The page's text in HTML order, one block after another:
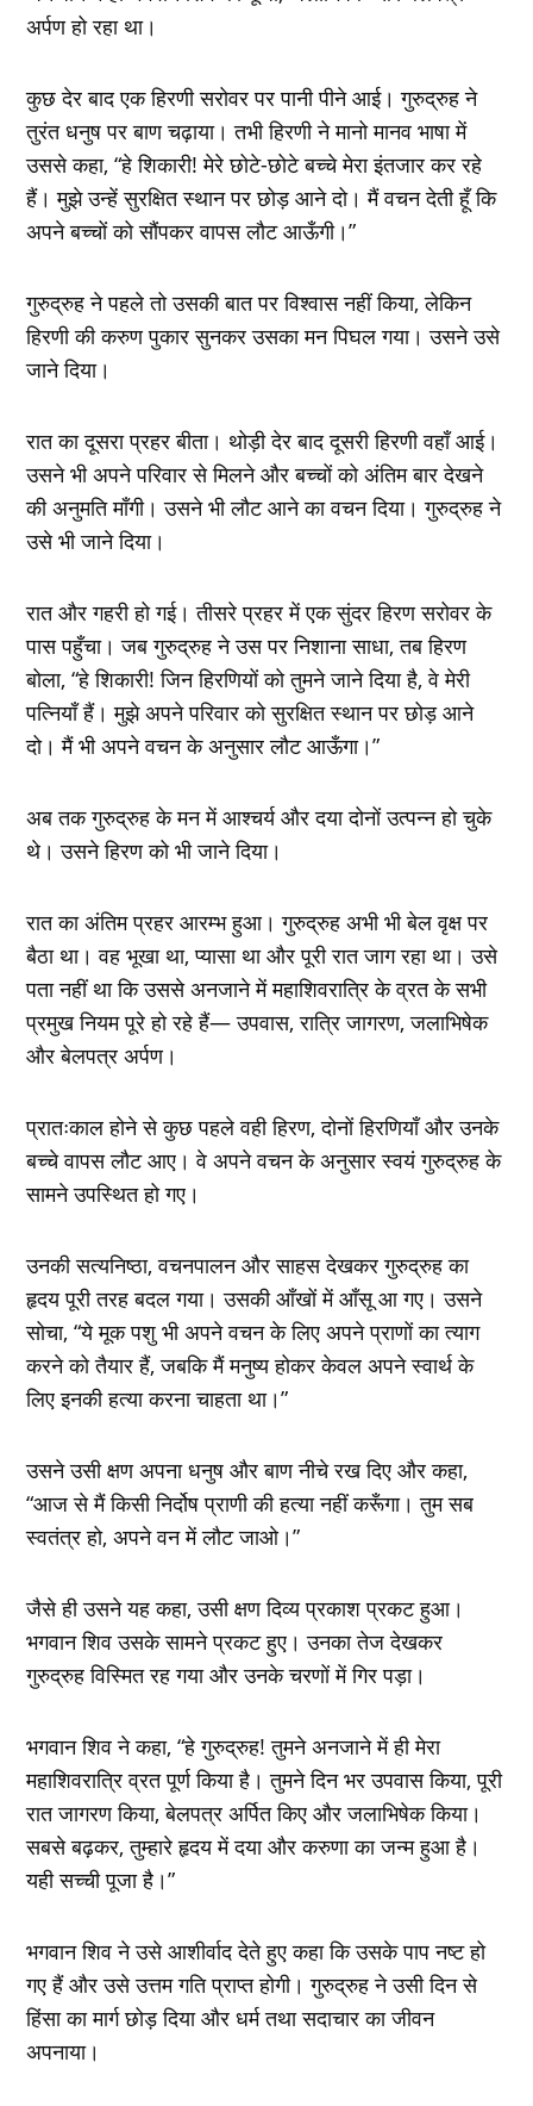
अर्पण हो रहा था।
कुछ देर बाद एक हिरणी सरोवर पर पानी पीने आई। गुरुद्रुह ने
तुरंत धनुष पर बाण चढ़ाया। तभी हिरणी ने मानो मानव भाषा में
उससे कहा, “हे शिकारी! मेरे छोटे-छोटे बच्चे मेरा इंतजार कर रहे
हैं। मुझे उन्हें सुरक्षित स्थान पर छोड़ आने दो। मैं वचन देती हूँ कि
अपने बच्चों को सौंपकर वापस लौट आऊँगी।”
गुरुद्रुह ने पहले तो उसकी बात पर विश्वास नहीं किया, लेकिन
हिरणी की करुण पुकार सुनकर उसका मन पिघल गया। उसने उसे
जाने दिया।
रात का दूसरा प्रहर बीता। थोड़ी देर बाद दूसरी हिरणी वहाँ आई।
उसने भी अपने परिवार से मिलने और बच्चों को अंतिम बार देखने
की अनुमति माँगी। उसने भी लौट आने का वचन दिया। गुरुद्रुह ने
उसे भी जाने दिया।
रात और गहरी हो गई। तीसरे प्रहर में एक सुंदर हिरण सरोवर के
पास पहुँचा। जब गुरुद्रुह ने उस पर निशाना साधा, तब हिरण
बोला, “हे शिकारी! जिन हिरणियों को तुमने जाने दिया है, वे मेरी
पत्नियाँ हैं। मुझे अपने परिवार को सुरक्षित स्थान पर छोड़ आने
दो। मैं भी अपने वचन के अनुसार लौट आऊँगा।”
अब तक गुरुद्रुह के मन में आश्चर्य और दया दोनों उत्पन्न हो चुके
थे। उसने हिरण को भी जाने दिया।
रात का अंतिम प्रहर आरम्भ हुआ। गुरुद्रुह अभी भी बेल वृक्ष पर
बैठा था। वह भूखा था, प्यासा था और पूरी रात जाग रहा था। उसे
पता नहीं था कि उससे अनजाने में महाशिवरात्रि के व्रत के सभी
प्रमुख नियम पूरे हो रहे हैं— उपवास, रात्रि जागरण, जलाभिषेक
और बेलपत्र अर्पण।
प्रातःकाल होने से कुछ पहले वही हिरण, दोनों हिरणियाँ और उनके
बच्चे वापस लौट आए। वे अपने वचन के अनुसार स्वयं गुरुद्रुह के
सामने उपस्थित हो गए।
उनकी सत्यनिष्ठा, वचनपालन और साहस देखकर गुरुद्रुह का
हृदय पूरी तरह बदल गया। उसकी आँखों में आँसू आ गए। उसने
सोचा, “ये मूक पशु भी अपने वचन के लिए अपने प्राणों का त्याग
करने को तैयार हैं, जबकि मैं मनुष्य होकर केवल अपने स्वार्थ के
लिए इनकी हत्या करना चाहता था।”
उसने उसी क्षण अपना धनुष और बाण नीचे रख दिए और कहा,
“आज से मैं किसी निर्दोष प्राणी की हत्या नहीं करूँगा। तुम सब
स्वतंत्र हो, अपने वन में लौट जाओ।”
जैसे ही उसने यह कहा, उसी क्षण दिव्य प्रकाश प्रकट हुआ।
भगवान शिव उसके सामने प्रकट हुए। उनका तेज देखकर
गुरुद्रुह विस्मित रह गया और उनके चरणों में गिर पड़ा।
भगवान शिव ने कहा, “हे गुरुद्रुह! तुमने अनजाने में ही मेरा
महाशिवरात्रि व्रत पूर्ण किया है। तुमने दिन भर उपवास किया, पूरी
रात जागरण किया, बेलपत्र अर्पित किए और जलाभिषेक किया।
सबसे बढ़कर, तुम्हारे हृदय में दया और करुणा का जन्म हुआ है।
यही सच्ची पूजा है।”
भगवान शिव ने उसे आशीर्वाद देते हुए कहा कि उसके पाप नष्ट हो
गए हैं और उसे उत्तम गति प्राप्त होगी। गुरुद्रुह ने उसी दिन से
हिंसा का मार्ग छोड़ दिया और धर्म तथा सदाचार का जीवन
अपनाया।